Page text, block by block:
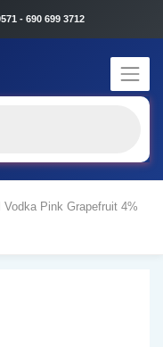
- 690 699 3712
Pink Grapefruit 4%